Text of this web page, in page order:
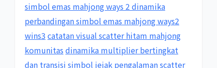
simbol emas mahjong ways 2 dinamika
perbandingan simbol emas mahjong ways2
wins3 catatan visual scatter hitam mahjong
komunitas dinamika multiplier bertingkat
dan transisi simbol jejak pengalaman scatter